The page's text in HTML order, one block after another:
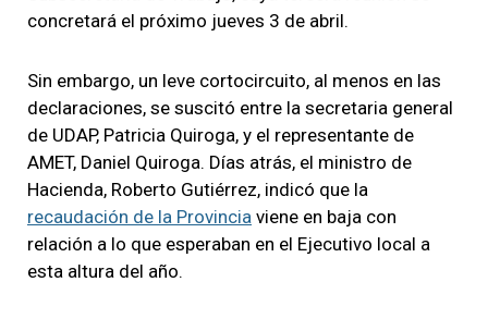
concretará el próximo jueves 3 de abril.
Sin embargo, un leve cortocircuito, al menos en las
declaraciones, se suscitó entre la secretaria general
de UDAP, Patricia Quiroga, y el representante de
AMET, Daniel Quiroga. Días atrás, el ministro de
Hacienda, Roberto Gutiérrez, indicó que la
recaudación de la Provincia viene en baja con
relación a lo que esperaban en el Ejecutivo local a
esta altura del año.